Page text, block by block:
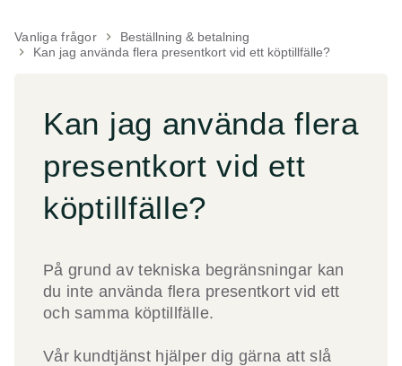
Vanliga frågor keyboard_arrow_right
Beställning & betalning
keyboard_arrow_right
Kan jag använda flera presentkort vid ett köptillfälle?
Kan jag använda flera
presentkort vid ett
köptillfälle?
På grund av tekniska begränsningar kan
du inte använda flera presentkort vid ett
och samma köptillfälle.
Vår kundtjänst hjälper dig gärna att slå